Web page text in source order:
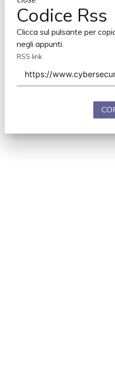
Codice Rss
Clicca sul pulsante per
negli appunti.
RSS link